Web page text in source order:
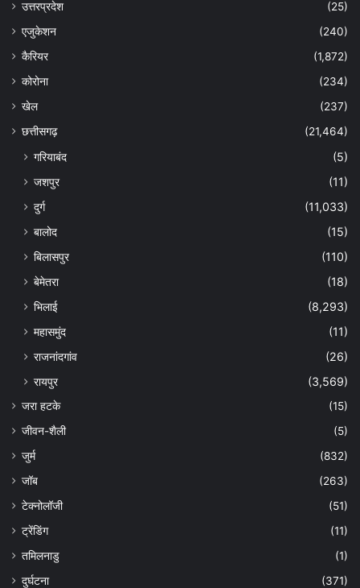
उत्तरप्रदेश
(25)
एजुकेशन
(240)
कैरियर
(1,872)
कोरोना
(234)
खेल
(237)
छत्तीसगढ़
(21,464)
गरियाबंद
(5)
जशपुर
(11)
दुर्ग
(11,033)
बालोद
(15)
बिलासपुर
(110)
बेमेतरा
(18)
भिलाई
(8,293)
महासमुंद
(11)
राजनांदगांव
(26)
रायपुर
(3,569)
जरा हटके
(15)
जीवन-शैली
(5)
जुर्म
(832)
जॉब
(263)
टेक्नोलॉजी
(51)
ट्रेंडिंग
(11)
तमिलनाडु
(1)
दुर्घटना
(371)